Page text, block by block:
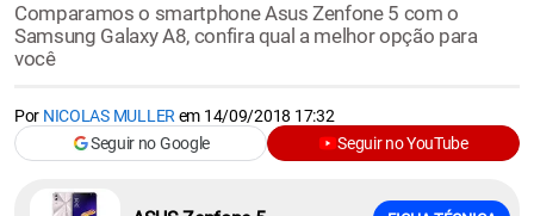
Comparamos o smartphone Asus Zenfone 5 com o
Samsung Galaxy A8, confira qual a melhor opção para
você
Por NICOLAS MULLER em 14/09/2018 17:32
Seguir no Google
Seguir no YouTube